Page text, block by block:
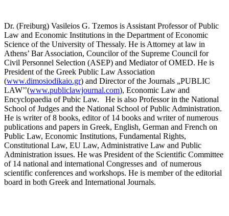
Dr. (Freiburg) Vasileios G. Tzemos is Assistant Professor of Public
Law and Economic Institutions in the Department of Economic
Science of the University of Thessaly. He is Attorney at law in
Athens’ Bar Association, Councilor of the Supreme Council for
Civil Personnel Selection (ASEP) and Mediator of OMED. He is
President of the Greek Public Law Association
(www.dimosiodikaio.gr) and Director of the Journals „PUBLIC
LAW’’(www.publiclawjournal.com), Economic Law and
Encyclopaedia of Pubic Law. He is also Professor in the National
School of Judges and the National School of Public Administration.
He is writer of 8 books, editor of 14 books and writer of numerous
publications and papers in Greek, English, German and French on
Public Law, Economic Institutions, Fundamental Rights,
Constitutional Law, EU Law, Administrative Law and Public
Administration issues. He was President of the Scientific Committee
of 14 national and international Congresses and of numerous
scientific conferences and workshops. He is member of the editorial
board in both Greek and International Journals.